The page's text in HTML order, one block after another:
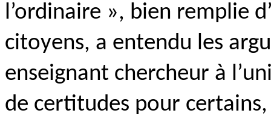
l’ordinaire », bien remplie
citoyens, a entendu les
enseignant chercheur à
de certitudes pour